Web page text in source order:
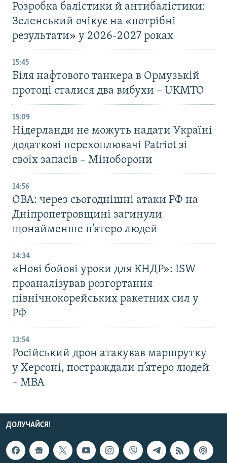
Розробка балістики й антибалістики:
Зеленський очікує на «потрібні
результати» у 2026-2027 роках
15:45
Біля нафтового танкера в Ормузькій
протоці сталися два вибухи – UKMTO
15:09
Нідерланди не можуть надати Україні
додаткові перехоплювачі Patriot зі
своїх запасів – Міноборони
14:56
ОВА: через сьогоднішні атаки РФ на
Дніпропетровщині загинули
щонайменше п’ятеро людей
14:34
«Нові бойові уроки для КНДР»: ISW
проаналізував розгортання
північнокорейських ракетних сил у
РФ
13:54
Російський дрон атакував маршрутку
у Херсоні, постраждали п’ятеро людей
– МВА
ДОЛУЧАЙСЯ!